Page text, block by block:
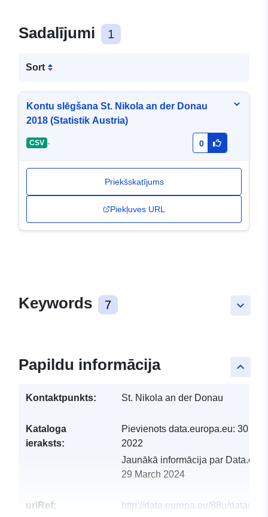
Sadalījumi 1
Sort
Kontu slēgšana St. Nikola an der Donau
2018 (Statistik Austria)
CSV - 0
Priekšskatījums
Piekļuves URL
keyboard_arrow_down
Keywords 7
keyboard_arrow_up
Papildu informācija
Kontaktpunkts: St. Nikola an der Donau
Kataloga
ieraksts:
Pievienots data.europa.eu: 30
2022
Jaunākā informācija par
29 March 2024
uriRef:
http://data.europa.eu/88u/